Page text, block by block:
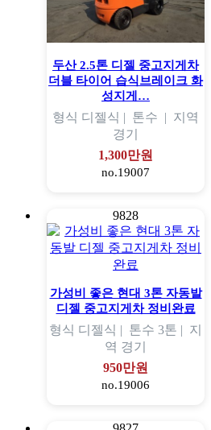
두산 2.5톤 디젤 중고지게차
더블 타이어 습식브레이크 화
성지게…
형식 디젤식 | 톤수 | 지역
경기
1,300만원
no.19007
9828
가성비 좋은 현대 3톤 자동발
디젤 중고지게차 정비완료
형식 디젤식 | 톤수 3톤 | 지
역 경기
950만원
no.19006